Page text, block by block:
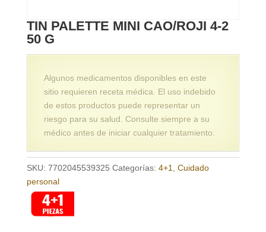
TIN PALETTE MINI CAO/ROJI 4-2
50 G
Algunos medicamentos disponibles en este
sitio requieren receta médica. El uso indebido
de estos productos puede representar un
riesgo para su salud. Consulte siempre a su
médico antes de iniciar cualquier tratamiento.
SKU: 7702045539325 Categorías: 4+1, Cuidado
personal